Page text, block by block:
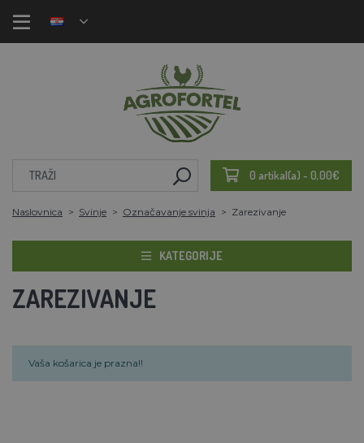
0 artikal(a) - 0,00€
Naslovnica Svinje Označavanje svinja Zarezivanje
KATEGORIJE
ZAREZIVANJE
Vaša košarica je prazna!!